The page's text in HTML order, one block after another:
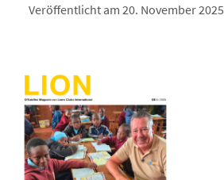
Veröffentlicht am 20. November 2025